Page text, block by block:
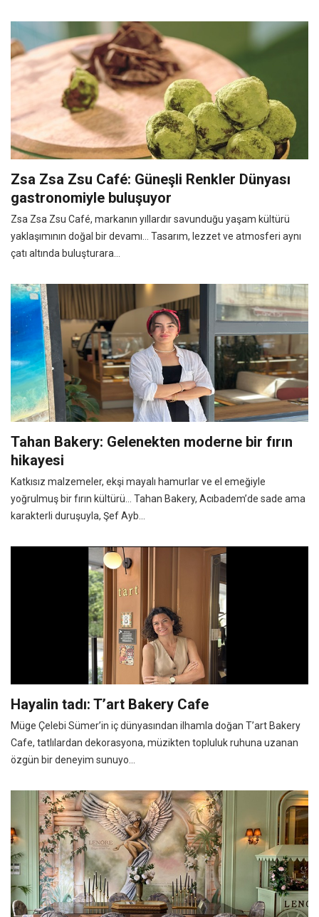
Zsa Zsa Zsu Café: Güneşli Renkler Dünyası
gastronomiyle buluşuyor
Zsa Zsa Zsu Café, markanın yıllardır savunduğu yaşam kültürü
yaklaşımının doğal bir devamı… Tasarım, lezzet ve atmosferi aynı
çatı altında buluşturara...
Tahan Bakery: Gelenekten moderne bir fırın
hikayesi
Katkısız malzemeler, ekşi mayalı hamurlar ve el emeğiyle
yoğrulmuş bir fırın kültürü… Tahan Bakery, Acıbadem’de sade ama
karakterli duruşuyla, Şef Ayb...
Hayalin tadı: T’art Bakery Cafe
Müge Çelebi Sümer’in iç dünyasından ilhamla doğan T’art Bakery
Cafe, tatlılardan dekorasyona, müzikten topluluk ruhuna uzanan
özgün bir deneyim sunuyo...